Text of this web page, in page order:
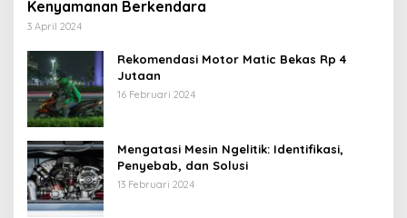
Kenyamanan Berkendara
3 April 2024
Rekomendasi Motor Matic Bekas Rp 4
Jutaan
16 Februari 2024
Mengatasi Mesin Ngelitik: Identifikasi,
Penyebab, dan Solusi
13 Februari 2024